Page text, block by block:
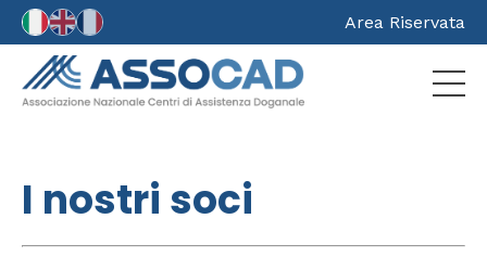
Area Riservata
I nostri soci